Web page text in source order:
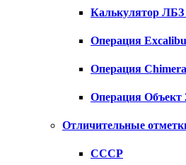
Калькулятор ЛБЗ
Операция
Операция Chimera
Операция Объект
Отличительные
СССР